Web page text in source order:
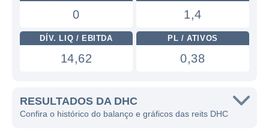
0 1,4
DÍV. LIQ / EBITDA
14,62
PL / ATIVOS
0,38
RESULTADOS DA DHC
Confira o histórico do balanço e gráficos das reits DHC